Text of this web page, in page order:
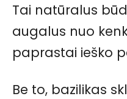
Tai natūralus
augalus nuo
paprastai ieško
Be to, bazilikas